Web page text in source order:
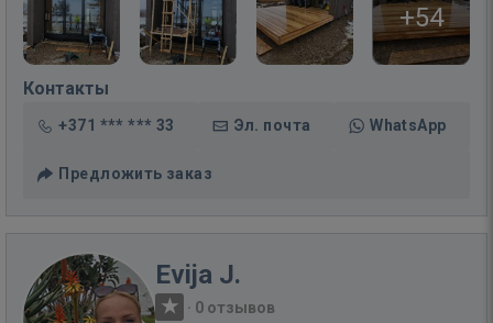
+54
Контакты
+371 *** *** 33 Эл. почта WhatsApp
Предложить заказ
Evija J.
· 0 отзывов